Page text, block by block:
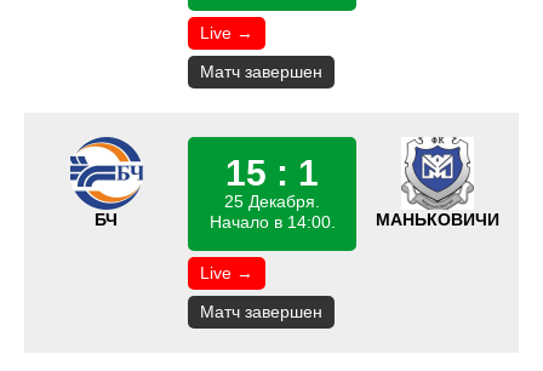
Live →
Матч завершен
БЧ
15 : 1
25 Декабря.
Начало в 14:00.
Live →
Матч завершен
МАНЬКОВИЧИ